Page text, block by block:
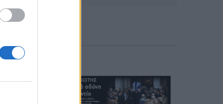
ΤΟ ΚΙΝΗ
ΤΟ ΜΉΝΥ